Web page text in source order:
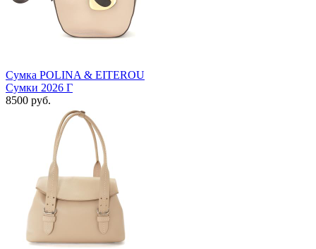
Сумка POLINA & EITEROU
Сумки 2026 Г
8500 руб.